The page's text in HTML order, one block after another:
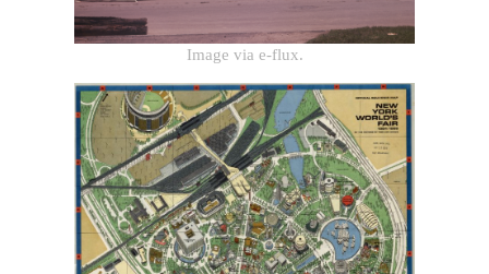
Image via e-flux.